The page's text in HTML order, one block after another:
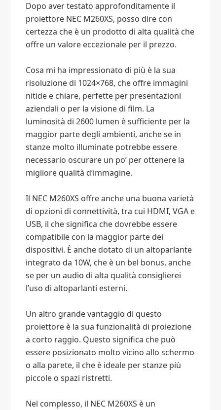
Dopo aver testato approfonditamente il
proiettore NEC M260XS, posso dire con
certezza che è un prodotto di alta qualità che
offre un valore eccezionale per il prezzo.
Cosa mi ha impressionato di più è la sua
risoluzione di 1024×768, che offre immagini
nitide e chiare, perfette per presentazioni
aziendali o per la visione di film. La
luminosità di 2600 lumen è sufficiente per la
maggior parte degli ambienti, anche se in
stanze molto illuminate potrebbe essere
necessario oscurare un po’ per ottenere la
migliore qualità d’immagine.
Il NEC M260XS offre anche una buona varietà
di opzioni di connettività, tra cui HDMI, VGA e
USB, il che significa che dovrebbe essere
compatibile con la maggior parte dei
dispositivi. È anche dotato di un altoparlante
integrato da 10W, che è un bel bonus, anche
se per un audio di alta qualità consiglierei
l’uso di altoparlanti esterni.
Un altro grande vantaggio di questo
proiettore è la sua funzionalità di proiezione
a corto raggio. Questo significa che può
essere posizionato molto vicino allo schermo
o alla parete, il che è ideale per stanze più
piccole o spazi ristretti.
Nel complesso, il NEC M260XS è un